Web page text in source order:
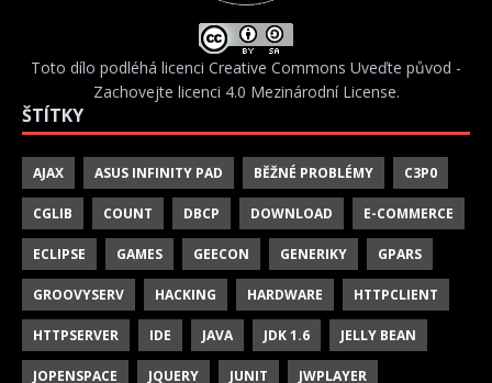
Toto dílo podléhá licenci Creative Commons Uveďte původ -
Zachovejte licenci 4.0 Mezinárodní License.
ŠTÍTKY
AJAX ASUS INFINITY PAD BĚŽNÉ PROBLÉMY C3P0
CGLIB COUNT DBCP DOWNLOAD E-COMMERCE
ECLIPSE GAMES GEECON GENERIKY GPARS
GROOVYSERV HACKING HARDWARE HTTPCLIENT
HTTPSERVER IDE JAVA JDK 1.6 JELLY BEAN
JOPENSPACE JQUERY JUNIT JWPLAYER